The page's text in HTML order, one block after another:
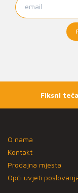
Fiksni
O nama
Kontakt
Prodajna mjesta
Opći uvjeti